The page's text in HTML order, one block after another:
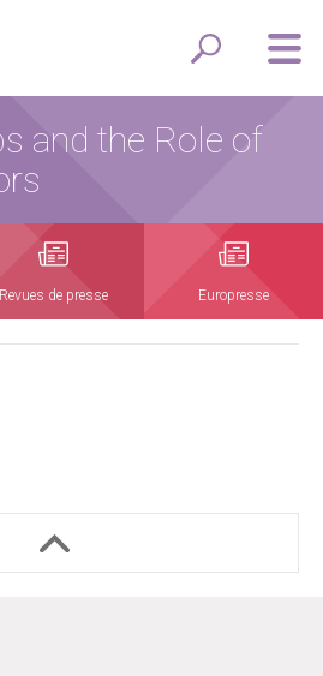
and the Role of
Revues de presse Europresse